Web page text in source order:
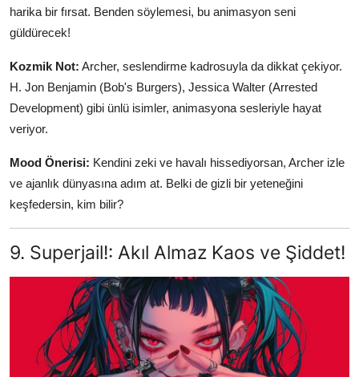
harika bir fırsat. Benden söylemesi, bu animasyon seni
güldürecek!
Kozmik Not: Archer, seslendirme kadrosuyla da dikkat çekiyor.
H. Jon Benjamin (Bob's Burgers), Jessica Walter (Arrested
Development) gibi ünlü isimler, animasyona sesleriyle hayat
veriyor.
Mood Önerisi: Kendini zeki ve havalı hissediyorsan, Archer izle
ve ajanlık dünyasına adım at. Belki de gizli bir yeteneğini
keşfedersin, kim bilir?
9. Superjail!: Akıl Almaz Kaos ve Şiddet!